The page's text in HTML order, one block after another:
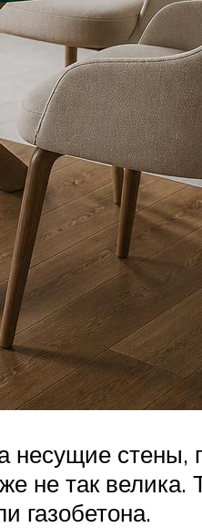
несущие
не так
газобетона.